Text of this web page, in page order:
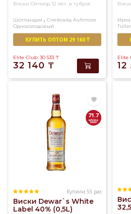
Виски Олтмор 12 лет, в тубусе
Шотландия , Спейсайд Aultmore
Односолодовый
КУПИТЬ ОПТОМ 29 160 ₸
Elite Club: 30 533 ₸
32 140 ₸
Elite
12
71.7
Купили 55 раз
Виски Dewar`s White
Label 40% (0,5L)